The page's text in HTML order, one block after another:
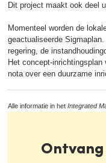
Dit project maakt ook deel
Momenteel worden de
geactualiseerde
regering, de
Het concept-
nota over een duurzame
Alle informatie in het Integrated